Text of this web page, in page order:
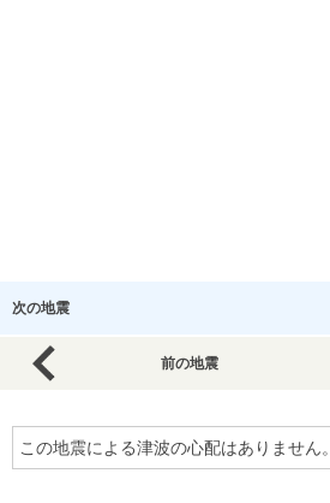
次の地震
前の地震
この地震による津波の心配はありません。